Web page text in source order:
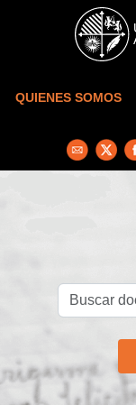
Skip to main content
QUIENES SOMOS